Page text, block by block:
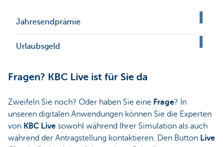
Jahresendprämie
Urlaubsgeld
Fragen? KBC Live ist für Sie da
Zweifeln Sie noch? Oder haben Sie eine Frage? In
unseren digitalen Anwendungen können Sie die Experten
von KBC Live sowohl während Ihrer Simulation als auch
während der Antragstellung kontaktieren. Den Button Live